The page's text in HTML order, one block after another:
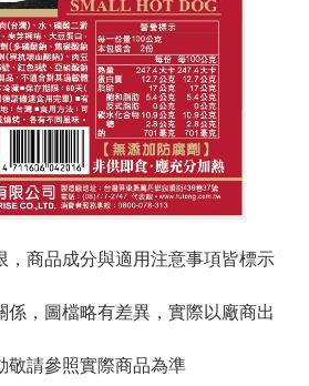
，商品成分與適用注意事項皆標示
，圖檔略有差異，實際以廠商出
敬請參照實際商品為準